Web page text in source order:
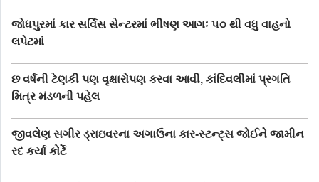
જોધપુરમાં કાર સર્વિસ સેન્ટરમાં ભીષણ આગઃ ૫૦ થી વધુ વાહનો
લપેટમાં
છ વર્ષની ટેણકી પણ વૃક્ષારોપણ કરવા આવી, કાંદિવલીમાં પ્રગતિ
મિત્ર મંડળની પહેલ
જીવલેણ સગીર ડ્રાઇવરના અગાઉના કાર-સ્ટન્ટ‍્સ જોઈને જામીન
રદ કર્યા કોર્ટે